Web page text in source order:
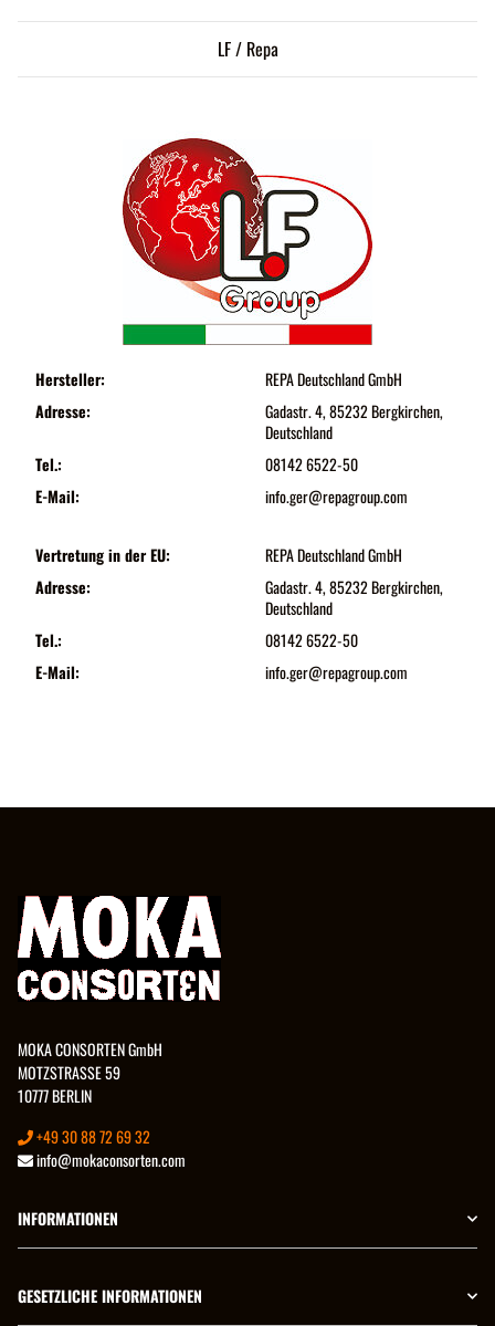
LF / Repa
Hersteller:
REPA Deutschland GmbH
Adresse:
Gadastr. 4, 85232 Bergkirchen,
Deutschland
Tel.:
08142 6522-50
E-Mail:
info.ger@repagroup.com
Vertretung in der EU:
REPA Deutschland GmbH
Adresse:
Gadastr. 4, 85232 Bergkirchen,
Deutschland
Tel.:
08142 6522-50
E-Mail:
info.ger@repagroup.com
MOKA CONSORTEN GmbH
MOTZSTRASSE 59
10777 BERLIN
+49 30 88 72 69 32
info@mokaconsorten.com
INFORMATIONEN
GESETZLICHE INFORMATIONEN